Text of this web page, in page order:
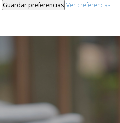
Guardar preferencias Ver preferencias